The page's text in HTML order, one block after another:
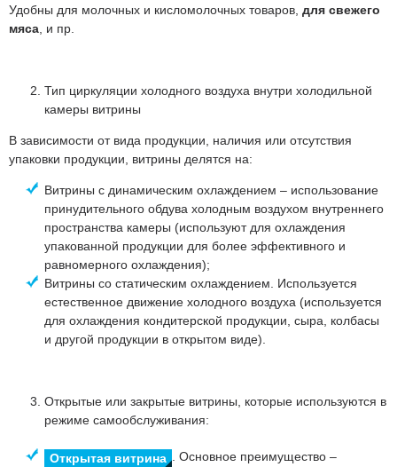
Удобны для молочных и кисломолочных товаров, для свежего
мяса , и пр.
Тип циркуляции холодного воздуха внутри холодильной
камеры витрины
В зависимости от вида продукции, наличия или отсутствия
упаковки продукции, витрины делятся на:
Витрины с динамическим охлаждением – использование
принудительного обдува холодным воздухом внутреннего
пространства камеры (используют для охлаждения
упакованной продукции для более эффективного и
равномерного охлаждения);
Витрины со статическим охлаждением. Используется
естественное движение холодного воздуха (используется
для охлаждения кондитерской продукции, сыра, колбасы
и другой продукции в открытом виде).
Открытые или закрытые витрины, которые используются в
режиме самообслуживания:
Открытая витрина
. Основное преимущество –